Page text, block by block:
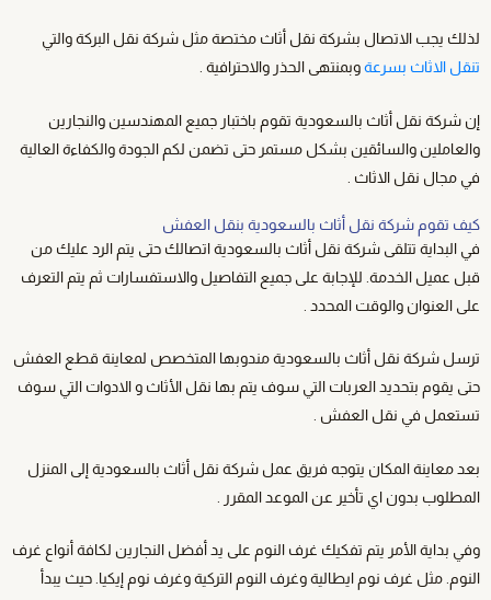
لذلك يجب الاتصال بشركة نقل أثاث مختصة مثل شركة نقل البركة والتي
تنقل الاثاث بسرعةوبمنتهى الحذر والاحترافية .
إن شركة نقل أثاث بالسعودية تقوم باختبار جميع المهندسين والنجارين
والعاملين والسائقين بشكل مستمر حتى تضمن لكم الجودة والكفاءة العالية
في مجال نقل الاثاث .
كيف تقوم شركة نقل أثاث بالسعودية بنقل العفش
في البداية تتلقى شركة نقل أثاث بالسعودية اتصالك حتى يتم الرد عليك من
قبل عميل الخدمة. للإجابة على جميع التفاصيل والاستفسارات ثم يتم التعرف
على العنوان والوقت المحدد .
ترسل شركة نقل أثاث بالسعودية مندوبها المتخصص لمعاينة قطع العفش
حتى يقوم بتحديد العربات التي سوف يتم بها نقل الأثاث و الادوات التي سوف
تستعمل في نقل العفش .
بعد معاينة المكان يتوجه فريق عمل شركة نقل أثاث بالسعودية إلى المنزل
المطلوب بدون اي تأخير عن الموعد المقرر .
وفي بداية الأمر يتم تفكيك غرف النوم على يد أفضل النجارين لكافة أنواع غرف
النوم. مثل غرف نوم ايطالية وغرف النوم التركية وغرف نوم إيكيا. حيث يبدأ